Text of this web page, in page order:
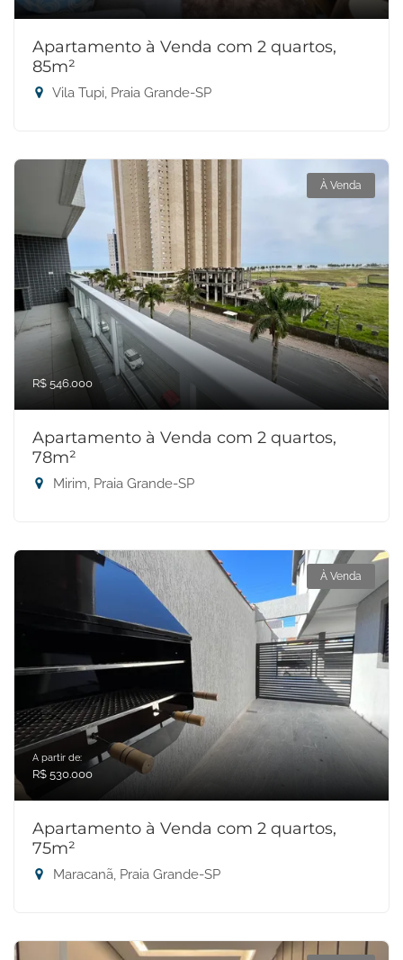
Apartamento à Venda com 2 quartos,
85m²
Vila Tupi, Praia Grande-SP
À Venda
R$ 546.000
Apartamento à Venda com 2 quartos,
78m²
Mirim, Praia Grande-SP
À Venda
A partir de:
R$ 530.000
Apartamento à Venda com 2 quartos,
75m²
Maracanã, Praia Grande-SP